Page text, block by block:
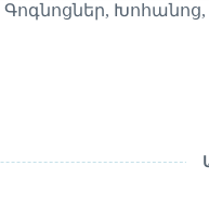
Գոգնոցներ, Խոհանոց,